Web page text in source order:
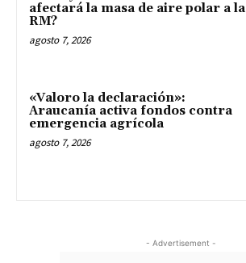
afectará la masa de aire polar a la
RM?
agosto 7, 2026
«Valoro la declaración»:
Araucanía activa fondos contra
emergencia agrícola
agosto 7, 2026
- Advertisement -